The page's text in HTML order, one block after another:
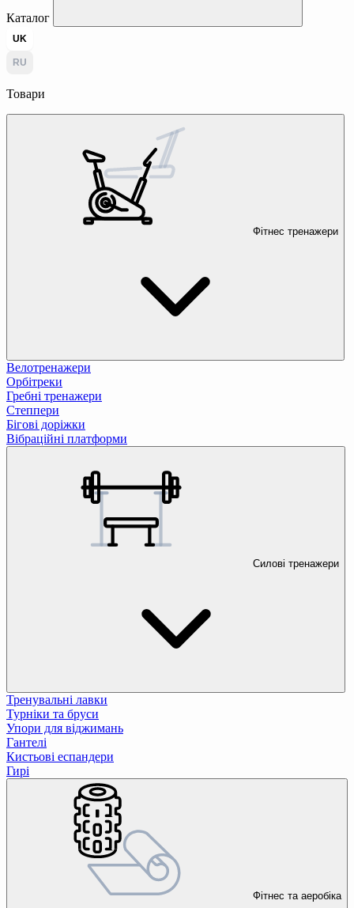
Каталог
UK
RU
Товари
Фітнес тренажери
Велотренажери
Орбітреки
Гребні тренажери
Степпери
Бігові доріжки
Вібраційні платформи
Силові тренажери
Тренувальні лавки
Турніки та бруси
Упори для віджимань
Гантелі
Кистьові еспандери
Гирі
Фітнес та аеробіка